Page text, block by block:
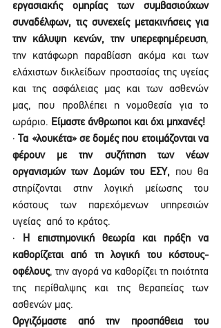
εργασιακής ομηρίας των συμβασιούχων
συναδέλφων, τις συνεχείς μετακινήσεις για
την κάλυψη κενών, την υπερεφημέρευση,
την κατάφωρη παραβίαση ακόμα και των
ελάχιστων δικλείδων προστασίας της υγείας
και της ασφάλειας μας και των ασθενών
μας, που προβλέπει η νομοθεσία για το
ωράριο. Είμαστε άνθρωποι και όχι μηχανές!
·
Τα «λουκέτα» σε δομές που ετοιμάζονται να
φέρουν με την συζήτηση των νέων
οργανισμών των Δομών του ΕΣΥ, που θα
στηρίζονται στην λογική μείωσης του
κόστους των παρεχόμενων υπηρεσιών
υγείας  από το κράτος.
·
Η επιστημονική θεωρία και πράξη να
καθορίζεται από τη λογική του κόστους-
οφέλους, την αγορά να καθορίζει τη ποιότητα
της περίθαλψης και της θεραπείας των
ασθενών μας.
Οργιζόμαστε από την προσπάθεια του